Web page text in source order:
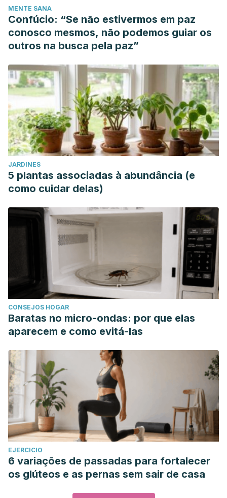
MENTE SANA
Confúcio: “Se não estivermos em paz
conosco mesmos, não podemos guiar os
outros na busca pela paz”
JARDINES
5 plantas associadas à abundância (e
como cuidar delas)
CONSEJOS HOGAR
Baratas no micro-ondas: por que elas
aparecem e como evitá-las
EJERCICIO
6 variações de passadas para fortalecer
os glúteos e as pernas sem sair de casa